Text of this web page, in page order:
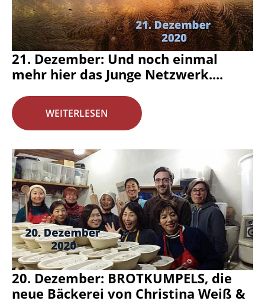
21. Dezember: Und noch einmal
mehr hier das Junge Netzwerk....
WEITERLESEN
20. Dezember: BROTKUMPELS, die
neue Bäckerei von Christina Weiß &